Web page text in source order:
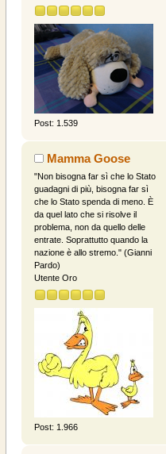
Post: 1.539
Mamma Goose
"Non bisogna far sì che lo Stato
guadagni di più, bisogna far sì
che lo Stato spenda di meno. È
da quel lato che si risolve il
problema, non da quello delle
entrate. Soprattutto quando la
nazione è allo stremo." (Gianni
Pardo)
Utente Oro
Post: 1.966